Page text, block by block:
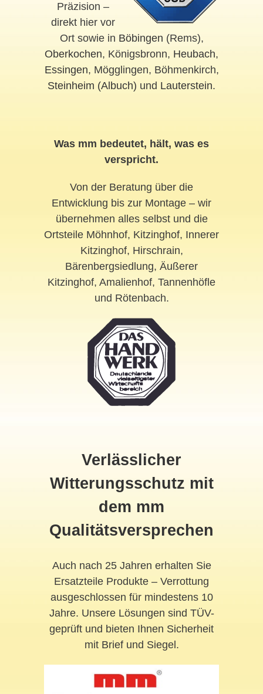
Präzision –
direkt hier vor
Ort sowie in Böbingen (Rems),
Oberkochen, Königsbronn, Heubach,
Essingen, Mögglingen, Böhmenkirch,
Steinheim (Albuch) und Lauterstein.
Was mm bedeutet, hält, was es
verspricht.
Von der Beratung über die
Entwicklung bis zur Montage – wir
übernehmen alles selbst und die
Ortsteile Möhnhof, Kitzinghof, Innerer
Kitzinghof, Hirschrain,
Bärenbergsiedlung, Äußerer
Kitzinghof, Amalienhof, Tannenhöfle
und Rötenbach.
Verlässlicher
Witterungsschutz mit
dem mm
Qualitätsversprechen
Auch nach 25 Jahren erhalten Sie
Ersatzteile Produkte – Verrottung
ausgeschlossen für mindestens 10
Jahre. Unsere Lösungen sind TÜV-
geprüft und bieten Ihnen Sicherheit
mit Brief und Siegel.